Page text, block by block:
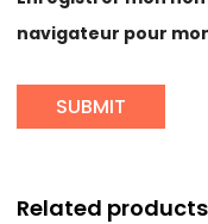
navigateur pour
Related products